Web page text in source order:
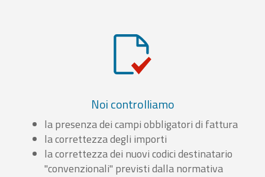
Noi controlliamo
la presenza dei campi obbligatori di fattura
la correttezza degli importi
la correttezza dei nuovi codici destinatario
"convenzionali" previsti dalla normativa